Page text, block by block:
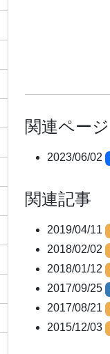
関連ページ
2023/06/02
関連記事
2019/04/11
2018/02/02
2018/01/12
2017/09/25
2017/08/21
2015/12/03